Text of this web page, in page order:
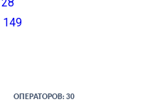
149
ОПЕРАТОРОВ: 30